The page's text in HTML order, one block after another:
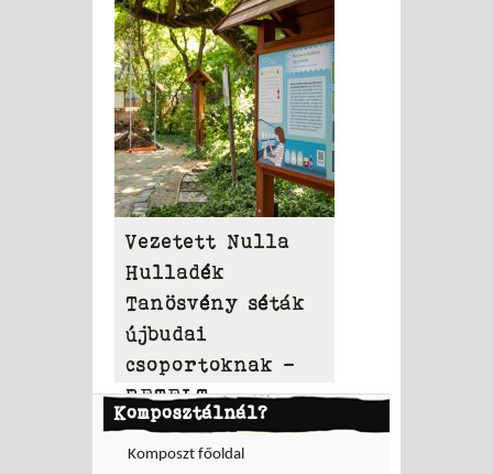
diákoknak
Vezetett Nulla
Hulladék
Tanösvény séták
újbudai
csoportoknak –
BETELT
Komposztálnál?
Komposzt főoldal